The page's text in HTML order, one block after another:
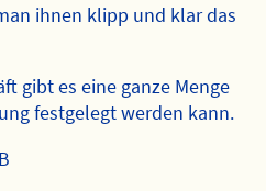
ihnen klipp und klar das
gibt es eine ganze Menge
festgelegt werden kann.